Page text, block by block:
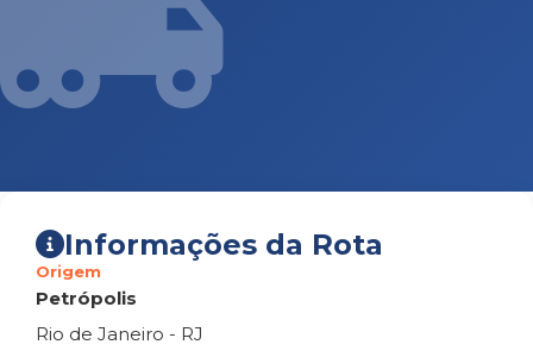
Informações da Rota
Origem
Petrópolis
Rio de Janeiro - RJ